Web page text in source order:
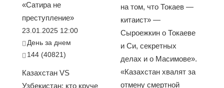
«Сатира не
преступление»
23.01.2025 12:00
День за днем
144 (40821)
Казахстан VS
Узбекистан: кто круче
на том, что Токаев —
китаист» —
Сыроежкин о Токаеве
и Си, секретных
делах и о Масимове».
«Казахстан хвалят за
отмену смертной